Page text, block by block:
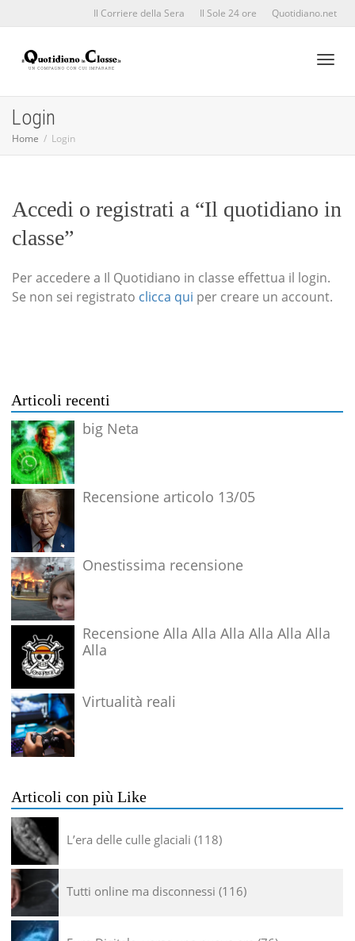
Il Corriere della Sera Il Sole 24 ore Quotidiano.net
Login
Home Login
Accedi o registrati a “Il quotidiano in
classe”
Per accedere a Il Quotidiano in classe effettua il login.
Se non sei registrato clicca qui per creare un account.
Articoli recenti
big Neta
Recensione articolo 13/05
Onestissima recensione
Recensione Alla Alla Alla Alla Alla Alla
Alla
Virtualità reali
Articoli con più Like
L’era delle culle glaciali 118
Tutti online ma disconnessi 116